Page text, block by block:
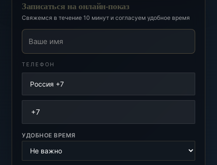
Записаться на онлайн-показ
Свяжемся в течение 10 минут и согласуем удобное время
Ваше имя
ТЕЛЕФОН
УДОБНОЕ ВРЕМЯ